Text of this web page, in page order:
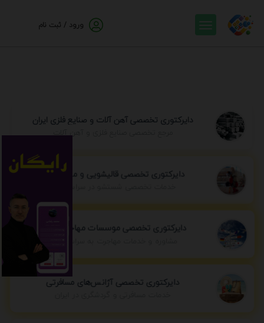
ورود / ثبت نام
دایرکتوری تخصصی آهن آلات و صنایع فلزی ایران
مرجع تخصصی صنایع فلزی و آهن آلات
دایرکتوری تخصصی قالیشویی و مبل شویی
دایرکتوری تخصصی موسسات مهاجرتی ایران
مشاوره و خدمات مهاجرت به سراسر جهان
دایرکتوری تخصصی آژانس‌های مسافرتی